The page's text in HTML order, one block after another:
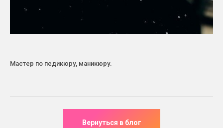
Мастер по педикюру, маникюру.